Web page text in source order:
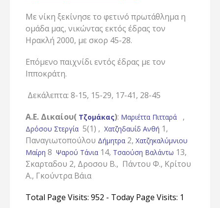
Με νίκη ξεκίνησε το φετινό πρωτάθλημα η
ομάδα μας, νικώντας εκτός έδρας τον
Ηρακλή 2000, με σκορ 45-28.
Επόμενο παιχνίδι εντός έδρας με τον
Ιπποκράτη.
Δεκάλεπτα: 8-15, 15-29, 17-41, 28-45
Α.Ε. Δικαίου( Τζομάκας): Μαριέττα Πιτταρά ,
Δρόσου Στεργία 5(1) , Χατζηδαυίδ Ανθή 1,
Παναγιωτοπούλου Δήμητρα 2, Χατζηκαλύμνιου
Μαίρη 8 Ψαρού Τάνια 14, Τσαούση Βαλάντω 13,
Σκαρταδου 2, Δροσου Β., Πάντου Φ., Κρίτου
Α., Γκούντρα Βάια
Total Page Visits: 952 - Today Page Visits: 1